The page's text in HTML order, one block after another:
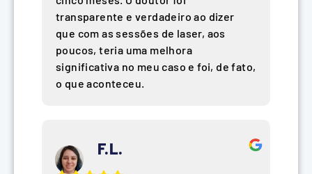
transparente e verdadeiro ao dizer
que com as sessões de laser, aos
poucos, teria uma melhora
significativa no meu caso e foi, de fato,
o que aconteceu.
F.L.